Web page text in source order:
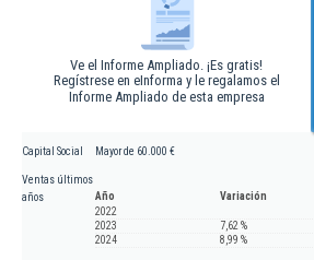
Ve el Informe Ampliado. ¡Es gratis!
Regístrese en eInforma y le regalamos el
Informe Ampliado de esta empresa
Capital Social Mayor de 60.000 €
Ventas últimos
años
Año
Variación
2022
2023
7,62 %
2024
8,99 %